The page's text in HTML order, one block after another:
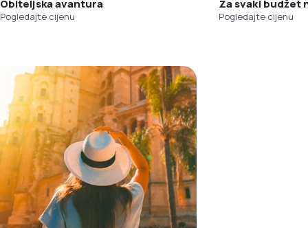
Obiteljska avantura
Pogledajte cijenu
Za svaki budžet
Pogledajte cijenu